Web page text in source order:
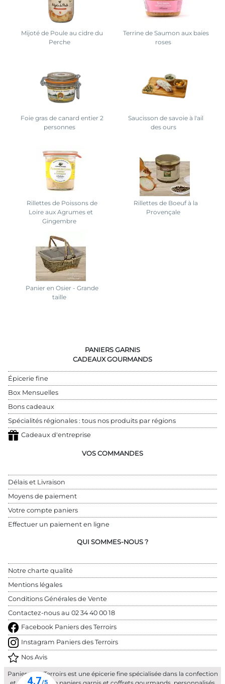
Mijoté de Poule au cidre du
Perche
Terrine de Saumon aux baies
roses
Foie gras de canard entier 2
personnes
Saucisson de savoie à l'ail
des ours
Rillettes de Poissons de
Loire aux Agrumes et
Gingembre
Rillettes de Boeuf à la
Provençale
Panier en Osier - Grande
taille
PANIERS GARNIS
CADEAUX GOURMANDS
Épicerie fine
Box Mensuelles
Bons cadeaux
Spécialités régionales : tous nos produits par régions
Cadeaux d'entreprise
VOS COMMANDES
Délais et Livraison
Moyens de paiement
Votre compte paniers
Effectuer un paiement en ligne
QUI SOMMES-NOUS ?
Notre charte qualité
Mentions légales
Conditions Générales de Vente
Contactez-nous au 02 34 40 00 18
Facebook Paniers des Terroirs
Instagram Paniers des Terroirs
Nos Avis
Paniers des Terroirs est une épicerie fine spécialisée dans la confection